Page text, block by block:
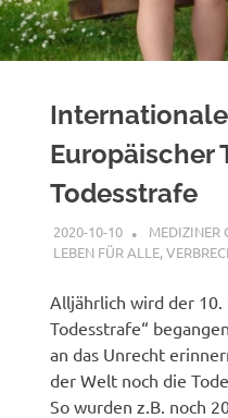
Europäischer
Todesstrafe
2020-10-10 XX
MEDIZINER
LEBEN FÜR ALLE,
Alljährlich wird der 10.
Todesstrafe“
an das Unrecht
der Welt noch die
So wurden z.B. noch